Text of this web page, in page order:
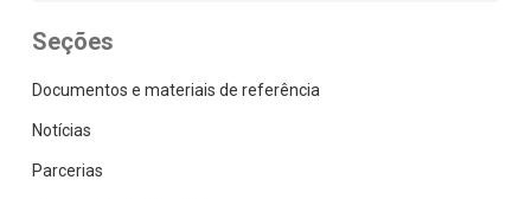
Seções
Documentos e materiais de referência
Notícias
Parcerias